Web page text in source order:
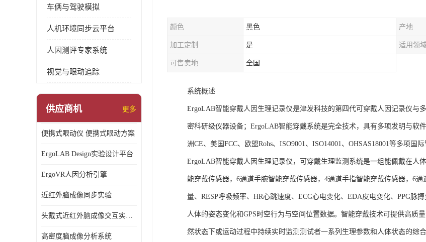
车俩与驾驶模拟
人机环境同步云平台
人因测评专家系统
视觉与眼动追踪
供应商机 更多
便携式眼动仪 便携式眼动方案
ErgoLAB Design实验设计平台
ErgoVR人因分析引擎
近红外脑成像同步实验
头戴式近红外脑成像交互实验室
高密度脑成像分析系统
颜色 黑色 产地
加工定制 是 适用领
可售卖地 全国
系统概述
ErgoLAB智能穿戴人因生理记录仪是津发科技的第四代可穿戴人因记录仪与
密科研级仪器设备；ErgoLAB智能穿戴系统是完全技术，具有多项发明与软
洲CE、美国FCC、欧盟Rohs、ISO9001、ISO14001、OHSAS18001等多项国际
ErgoLAB智能穿戴人因生理记录仪，可穿戴生理监测系统是一组能佩戴在人
能穿戴传感器，6通道手腕智能穿戴传感器，4通道手指智能穿戴传感器，6
量、RESP呼吸频率、HR心跳速度、ECG心电变化、EDA皮电变化、PPG脉
人体的姿态变化和GPS时空行为与空间位置数据。智能穿戴技术可提供高质
然状态下或运动过程中持续实时监测测试者一系列生理参数和人体状态的综